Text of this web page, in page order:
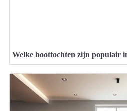
Welke boottochten zijn populair